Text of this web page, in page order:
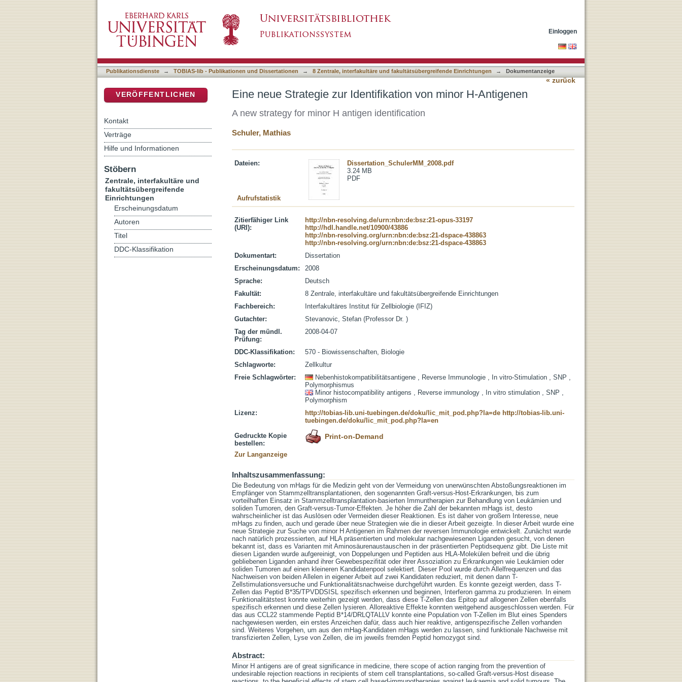
Einloggen
Publikationsdienste → TOBIAS-lib - Publikationen und Dissertationen → 8 Zentrale, interfakultäre und fakultätsübergreifende Einrichtungen → Dokumentanzeige
« zurück
Eine neue Strategie zur Identifikation von minor H-Antigenen
A new strategy for minor H antigen identification
Schuler, Mathias
Dateien:
Dissertation_SchulerMM_2008.pdf
3.24 MB
PDF
Aufrufstatistik
Zitierfähiger Link
(URI):
http://nbn-resolving.de/urn:nbn:de:bsz:21-opus-33197
http://hdl.handle.net/10900/43886
http://nbn-resolving.org/urn:nbn:de:bsz:21-dspace-438863
http://nbn-resolving.org/urn:nbn:de:bsz:21-dspace-438863
Dokumentart:
Dissertation
Erscheinungsdatum:
2008
Sprache:
Deutsch
Fakultät:
8 Zentrale, interfakultäre und fakultätsübergreifende Einrichtungen
Fachbereich:
Interfakultäres Institut für Zellbiologie (IFIZ)
Gutachter:
Stevanovic, Stefan (Professor Dr. )
Tag der mündl.
Prüfung:
2008-04-07
DDC-Klassifikation:
570 - Biowissenschaften, Biologie
Schlagworte:
Zellkultur
Freie Schlagwörter:
Nebenhistokompatibilitätsantigene , Reverse Immunologie , In vitro-Stimulation , SNP ,
Polymorphismus
Minor histocompatibility antigens , Reverse immunology , In vitro stimulation , SNP ,
Polymorphism
Lizenz:
http://tobias-lib.uni-tuebingen.de/doku/lic_mit_pod.php?la=de http://tobias-lib.uni-
tuebingen.de/doku/lic_mit_pod.php?la=en
Gedruckte Kopie
bestellen:
Print-on-Demand
Zur Langanzeige
Inhaltszusammenfassung:
Die Bedeutung von mHags für die Medizin geht von der Vermeidung von unerwünschten Abstoßungsreaktionen im
Empfänger von Stammzelltransplantationen, den sogenannten Graft-versus-Host-Erkrankungen, bis zum
vorteilhaften Einsatz in Stammzelltransplantation-basierten Immuntherapien zur Behandlung von Leukämien und
soliden Tumoren, den Graft-versus-Tumor-Effekten. Je höher die Zahl der bekannten mHags ist, desto
wahrscheinlicher ist das Auslösen oder Vermeiden dieser Reaktionen. Es ist daher von großem Interesse, neue
mHags zu finden, auch und gerade über neue Strategien wie die in dieser Arbeit gezeigte. In dieser Arbeit wurde eine
neue Strategie zur Suche von minor H Antigenen im Rahmen der reversen Immunologie entwickelt. Zunächst wurde
nach natürlich prozessierten, auf HLA präsentierten und molekular nachgewiesenen Liganden gesucht, von denen
bekannt ist, dass es Varianten mit Aminosäurenaustauschen in der präsentierten Peptidsequenz gibt. Die Liste mit
diesen Liganden wurde aufgereinigt, von Doppelungen und Peptiden aus HLA-Molekülen befreit und die übrig
gebliebenen Liganden anhand ihrer Gewebespezifität oder ihrer Assoziation zu Erkrankungen wie Leukämien oder
soliden Tumoren auf einen kleineren Kandidatenpool selektiert. Dieser Pool wurde durch Allelfrequenzen und das
Nachweisen von beiden Allelen in eigener Arbeit auf zwei Kandidaten reduziert, mit denen dann T-
Zellstimulationsversuche und Funktionalitätsnachweise durchgeführt wurden. Es konnte gezeigt werden, dass T-
Zellen das Peptid B*35/TPVDDSISL spezifisch erkennen und beginnen, Interferon gamma zu produzieren. In einem
Funktionalitätstest konnte weiterhin gezeigt werden, dass diese T-Zellen das Epitop auf allogenen Zellen ebenfalls
spezifisch erkennen und diese Zellen lysieren. Alloreaktive Effekte konnten weitgehend ausgeschlossen werden. Für
das aus CCL22 stammende Peptid B*14/DRLQTALLV konnte eine Population von T-Zellen im Blut eines Spenders
nachgewiesen werden, ein erstes Anzeichen dafür, dass auch hier reaktive, antigenspezifische Zellen vorhanden
sind. Weiteres Vorgehen, um aus den mHag-Kandidaten mHags werden zu lassen, sind funktionale Nachweise mit
transfizierten Zellen, Lyse von Zellen, die im jeweils fremden Peptid homozygot sind.
Abstract:
Minor H antigens are of great significance in medicine, there scope of action ranging from the prevention of
undesirable rejection reactions in recipients of stem cell transplantations, so-called Graft-versus-Host disease
VERÖFFENTLICHEN
Kontakt
Verträge
Hilfe und Informationen
Stöbern
Zentrale, interfakultäre und
fakultätsübergreifende
Einrichtungen
Erscheinungsdatum
Autoren
Titel
DDC-Klassifikation